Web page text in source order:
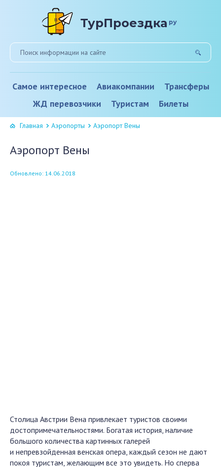
ТурПроездка ру
Самое интересное Авиакомпании
Трансферы
ЖД перевозчики
Туристам Билеты
Главная Аэропорты Аэропорт Вены
Аэропорт Вены
Обновлено: 14.06.2018
Столица Австрии Вена привлекает туристов своими
достопримечательностями. Богатая история, наличие
большого количества картинных галерей
и непревзойденная венская опера, каждый сезон не дают
покоя туристам, желающим все это увидеть. Но сперва